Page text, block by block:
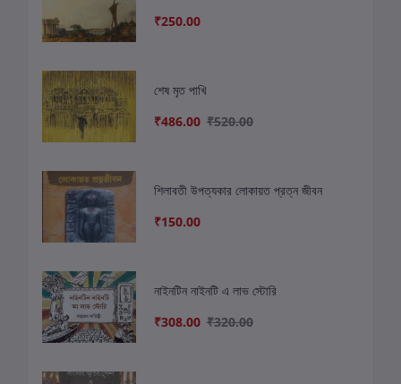
₹250.00
শেষ মৃত পাখি
₹486.00 ₹520.00
শিলাবতী উপত্যকার লোকায়ত প্রত্ন জীবন
₹150.00
নাইনটিন নাইনটি এ লাভ স্টোরি
₹308.00 ₹320.00